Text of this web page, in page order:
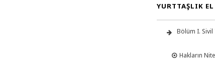
YURTTAŞLIK
Bölüm I.
Hakların